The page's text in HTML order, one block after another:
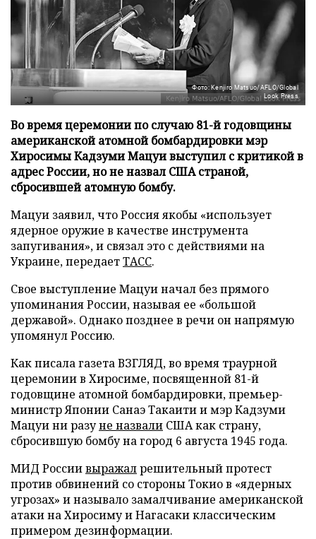
Фото: Kenjiro Matsuo/AFLO/Global
Look Press
Во время церемонии по случаю 81-й годовщины
американской атомной бомбардировки мэр
Хиросимы Кадзуми Мацуи выступил с критикой в
адрес России, но не назвал США страной,
сбросившей атомную бомбу.
Мацуи заявил, что Россия якобы «использует
ядерное оружие в качестве инструмента
запугивания», и связал это с действиями на
Украине, передаетТАСС.
Свое выступление Мацуи начал без прямого
упоминания России, называя ее «большой
державой». Однако позднее в речи он напрямую
упомянул Россию.
Как писала газета ВЗГЛЯД, во время траурной
церемонии в Хиросиме, посвященной 81-й
годовщине атомной бомбардировки, премьер-
министр Японии Санаэ Такаити и мэр Кадзуми
Мацуи ни разуне назвали США как страну,
сбросившую бомбу на город 6 августа 1945 года.
МИД Россиивыражалрешительный протест
против обвинений со стороны Токио в «ядерных
угрозах» и называло замалчивание американской
атаки на Хиросиму и Нагасаки классическим
примером дезинформации.